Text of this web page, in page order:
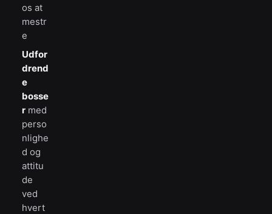
os at
mestr
e
Udfor
drend
e
bosse
r med
perso
nlighe
d og
attitu
de
ved
hvert